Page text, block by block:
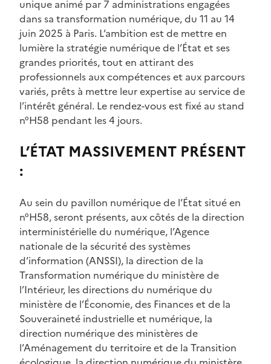
unique animé par 7 administrations engagées
dans sa transformation numérique, du 11 au 14
juin 2025 à Paris. L’ambition est de mettre en
lumière la stratégie numérique de l’État et ses
grandes priorités, tout en attirant des
professionnels aux compétences et aux parcours
variés, prêts à mettre leur expertise au service de
l’intérêt général. Le rendez-vous est fixé au stand
n°H58 pendant les 4 jours.
L’ÉTAT MASSIVEMENT PRÉSENT
:
Au sein du pavillon numérique de l’État situé en
n°H58, seront présents, aux côtés de la direction
interministérielle du numérique, l’Agence
nationale de la sécurité des systèmes
d’information (ANSSI), la direction de la
Transformation numérique du ministère de
l’Intérieur, les directions du numérique du
ministère de l’Économie, des Finances et de la
Souveraineté industrielle et numérique, la
direction numérique des ministères de
l’Aménagement du territoire et de la Transition